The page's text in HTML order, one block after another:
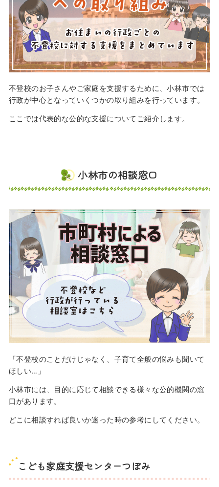
不登校のお子さんやご家庭を支援するために、小林市では
行政が中心となっていくつかの取り組みを行っています。
ここでは代表的な公的な支援についてご紹介します。
小林市の相談窓口
「不登校のことだけじゃなく、子育て全般の悩みも聞いて
ほしい…」
小林市には、目的に応じて相談できる様々な公的機関の窓
口があります。
どこに相談すれば良いか迷った時の参考にしてください。
こども家庭支援センターつぼみ